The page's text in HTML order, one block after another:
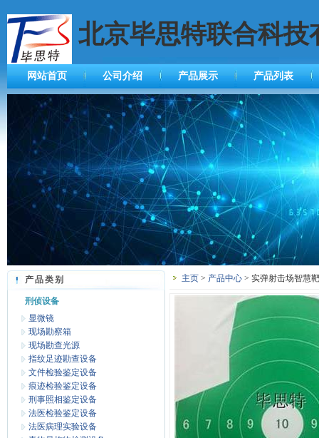
北京毕思特联合科技
网站首页 公司介绍 产品展示 产品列表
产品类别
刑侦设备
显微镜
现场勘察箱
现场勘查光源
指纹足迹勘查设备
文件检验鉴定设备
痕迹检验鉴定设备
刑事照相鉴定设备
法医检验鉴定设备
法医病理实验设备
主页 > 产品中心 > 实弹射击场智慧